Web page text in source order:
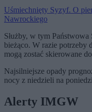
Uśmiechnięty Syzyf. O
Nawrockiego
Służby, w tym
bieżąco. W razie potrzeby
mogą zostać skierowane
Najsilniejsze opady
nocy z niedzieli na
Alerty IMGW